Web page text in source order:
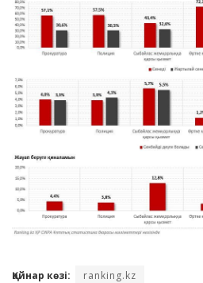
Қайнар көзі: ranking.kz